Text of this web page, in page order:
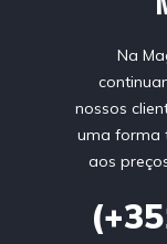
Na
nossos
uma forma
aos